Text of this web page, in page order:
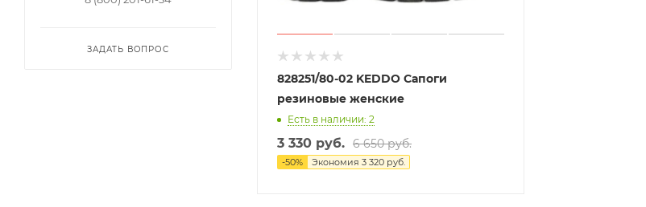
828251/80-02 KEDDO Сапоги
резиновые женские
Есть в наличии: 2
3 330 руб. 6 650 руб.
-50% Экономия 3 320 руб.
ЗАДАТЬ ВОПРОС